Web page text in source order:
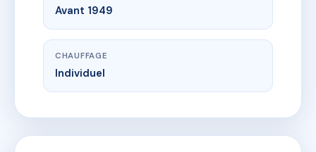
Avant 1949
CHAUFFAGE
Individuel